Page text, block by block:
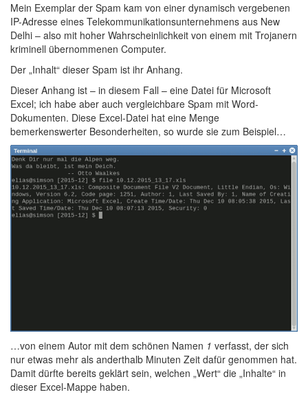
Mein Exemplar der Spam kam von einer dynamisch vergebenen
IP-Adresse eines Telekommunikationsunternehmens aus New
Delhi – also mit hoher Wahrscheinlichkeit von einem mit Trojanern
kriminell übernommenen Computer.
Der „Inhalt“ dieser Spam ist ihr Anhang.
Dieser Anhang ist – in diesem Fall – eine Datei für Microsoft
Excel; ich habe aber auch vergleichbare Spam mit Word-
Dokumenten. Diese Excel-Datei hat eine Menge
bemerkenswerter Besonderheiten, so wurde sie zum Beispiel…
…von einem Autor mit dem schönen Namen 1 verfasst, der sich
nur etwas mehr als anderthalb Minuten Zeit dafür genommen hat.
Damit dürfte bereits geklärt sein, welchen „Wert“ die „Inhalte“ in
dieser Excel-Mappe haben.